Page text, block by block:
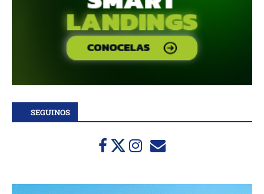
SEGUINOS